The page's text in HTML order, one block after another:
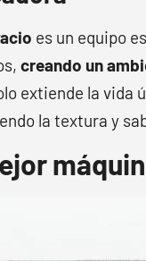
es un equipo
creando un
extiende la vida
la textura y